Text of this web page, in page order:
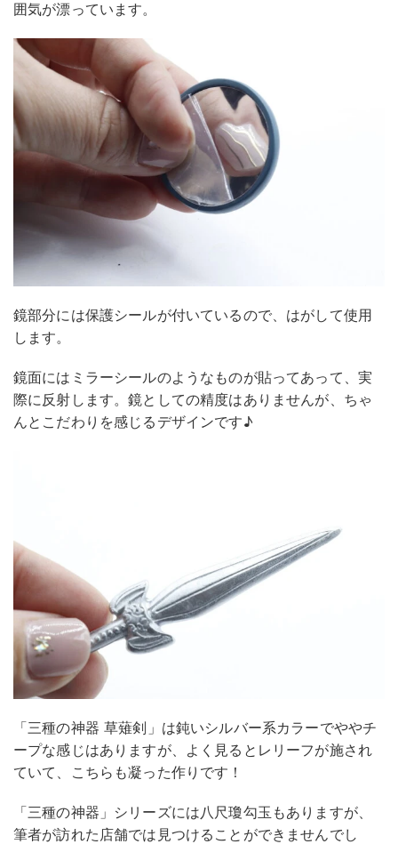
囲気が漂っています。
鏡部分には保護シールが付いているので、はがして使用
します。
鏡面にはミラーシールのようなものが貼ってあって、実
際に反射します。鏡としての精度はありませんが、ちゃ
んとこだわりを感じるデザインです♪
「三種の神器 草薙剣」は鈍いシルバー系カラーでややチ
ープな感じはありますが、よく見るとレリーフが施され
ていて、こちらも凝った作りです！
「三種の神器」シリーズには八尺瓊勾玉もありますが、
筆者が訪れた店舗では見つけることができませんでし